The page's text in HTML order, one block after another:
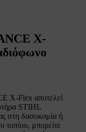
X-
X-Flex αποτελεί
STIHL
στη δασοκομία ή
τοπίου, μπορείτε